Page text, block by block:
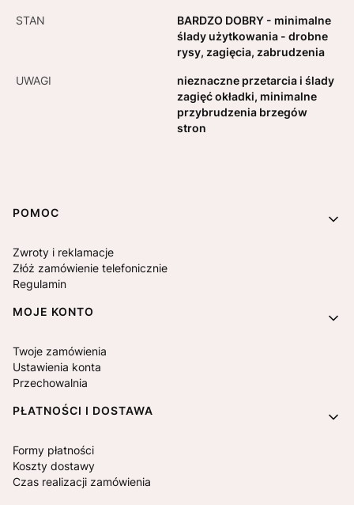
STAN
BARDZO DOBRY - minimalne
ślady użytkowania - drobne
rysy, zagięcia, zabrudzenia
UWAGI
nieznaczne przetarcia i ślady
zagięć okładki, minimalne
przybrudzenia brzegów
stron
Linki w stopce
POMOC
Zwroty i reklamacje
Złóż zamówienie telefonicznie
Regulamin
MOJE KONTO
Twoje zamówienia
Ustawienia konta
Przechowalnia
PŁATNOŚCI I DOSTAWA
Formy płatności
Koszty dostawy
Czas realizacji zamówienia